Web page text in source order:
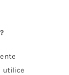
utilice